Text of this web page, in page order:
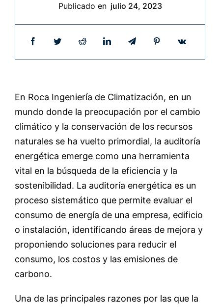
Publicado en julio 24, 2023
En Roca Ingeniería de Climatización, en un
mundo donde la preocupación por el cambio
climático y la conservación de los recursos
naturales se ha vuelto primordial, la auditoría
energética emerge como una herramienta
vital en la búsqueda de la eficiencia y la
sostenibilidad. La auditoría energética es un
proceso sistemático que permite evaluar el
consumo de energía de una empresa, edificio
o instalación, identificando áreas de mejora y
proponiendo soluciones para reducir el
consumo, los costos y las emisiones de
carbono.
Una de las principales razones por las que la